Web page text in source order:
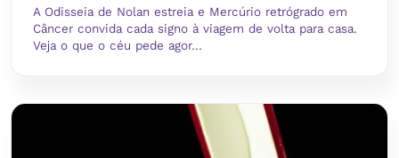
A Odisseia de Nolan estreia e Mercúrio retrógrado em
Câncer convida cada signo à viagem de volta para casa.
Veja o que o céu pede agor...